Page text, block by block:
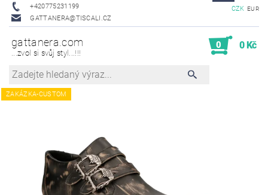
+420775231199
GATTANERA@TISCALI.CZ
CZK EUR
gattanera.com
...zvol si svůj styl...!!!
0 0 Kč
ZAKÁZKA-CUSTOM